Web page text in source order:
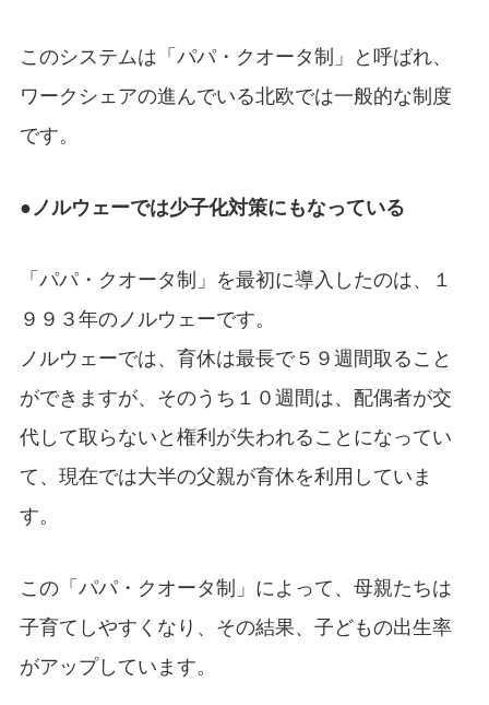
このシステムは「パパ・クオータ制」と呼ばれ、
ワークシェアの進んでいる北欧では一般的な制度
です。
●ノルウェーでは少子化対策にもなっている
「パパ・クオータ制」を最初に導入したのは、１
９９３年のノルウェーです。
ノルウェーでは、育休は最長で５９週間取ること
ができますが、そのうち１０週間は、配偶者が交
代して取らないと権利が失われることになってい
て、現在では大半の父親が育休を利用していま
す。
この「パパ・クオータ制」によって、母親たちは
子育てしやすくなり、その結果、子どもの出生率
がアップしています。